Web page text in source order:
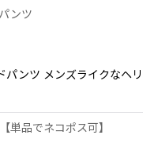
絞
ンツ
ンツ メンズライクなヘ
品でネコポス可】